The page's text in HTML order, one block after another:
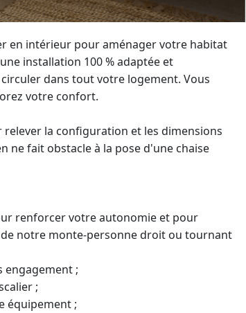
en intérieur pour aménager votre habitat
installation 100 % adaptée et
dans tout votre logement. Vous
votre confort.
la configuration et les dimensions
ne fait obstacle à la pose d'une chaise
renforcer votre autonomie et pour
notre monte-personnedroit ou tournant
engagement ;
;
équipement ;